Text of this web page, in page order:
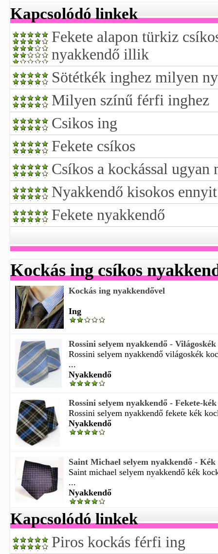
Kapcsolódó linkek
Fekete alapon türkiz
nyakkendő illik
Sötétkék inghez milyen
Milyen színű férfi inghez
Csikos ing
Fekete csíkos
Csíkos a kockással ugyan
Nyakkendő kisokos
Fekete nyakkendő
Kockás ing csíkos
Kockás ing nyakkendővel
Ing
Rossini selyem nyakkendő -
Rossini selyem nyakkendő világoskék
...
Nyakkendő
Rossini selyem nyakkendő - Fekete-
Rossini selyem nyakkendő fekete kék
Nyakkendő
Saint Michael selyem nyakkendő - Kék
Saint michael selyem nyakkendő kék
...
Nyakkendő
Kapcsolódó linkek
Piros kockás férfi ing